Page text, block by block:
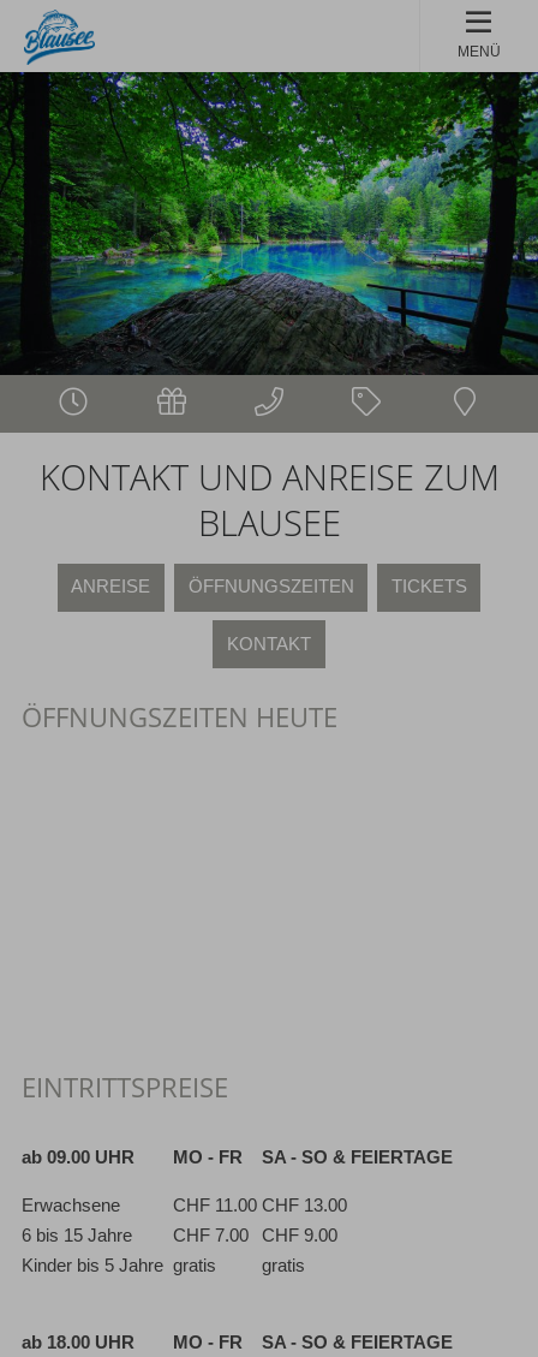
MENÜ
KONTAKT UND ANREISE ZUM
BLAUSEE
ANREISE ÖFFNUNGSZEITEN TICKETS
KONTAKT
ÖFFNUNGSZEITEN HEUTE
EINTRITTSPREISE
ab 09.00 UHR MO - FR SA - SO & FEIERTAGE
Erwachsene CHF 11.00CHF 13.00
6 bis 15 Jahre
CHF 7.00
CHF 9.00
Kinder bis 5 Jahregratis gratis
ab 18.00 UHR MO - FR SA - SO & FEIERTAGE